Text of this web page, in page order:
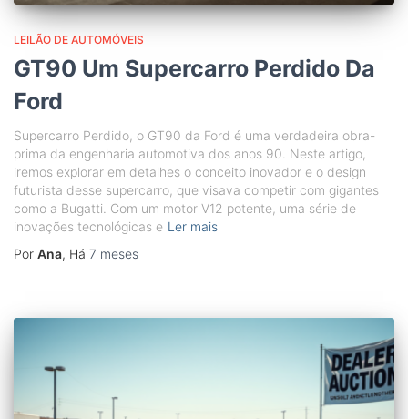
LEILÃO DE AUTOMÓVEIS
GT90 Um Supercarro Perdido Da
Ford
Supercarro Perdido, o GT90 da Ford é uma verdadeira obra-
prima da engenharia automotiva dos anos 90. Neste artigo,
iremos explorar em detalhes o conceito inovador e o design
futurista desse supercarro, que visava competir com gigantes
como a Bugatti. Com um motor V12 potente, uma série de
inovações tecnológicas e Ler mais
Por Ana, Há 7 meses